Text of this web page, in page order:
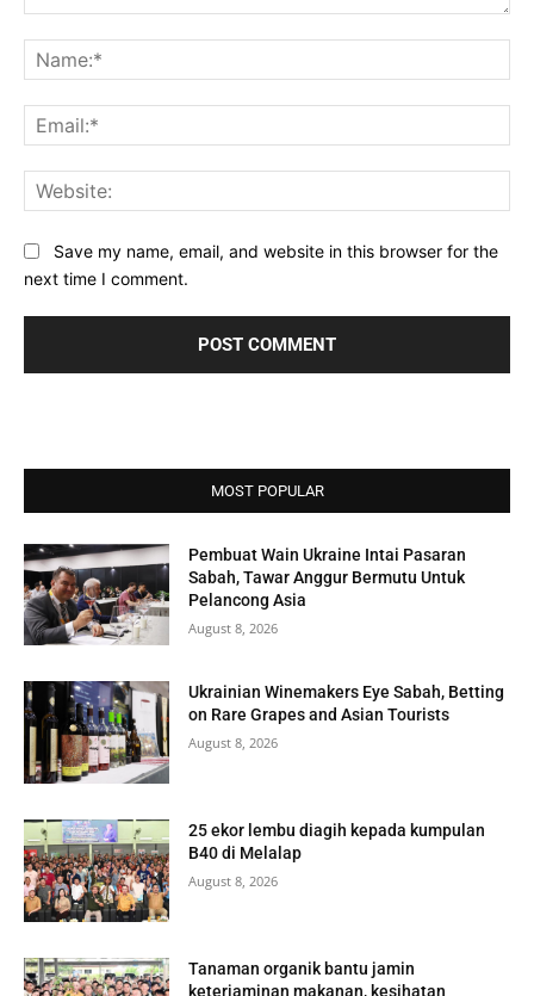
Save my name, email, and website in this browser for the
next time I comment.
MOST POPULAR
Pembuat Wain Ukraine Intai Pasaran
Sabah, Tawar Anggur Bermutu Untuk
Pelancong Asia
August 8, 2026
Ukrainian Winemakers Eye Sabah, Betting
on Rare Grapes and Asian Tourists
August 8, 2026
25 ekor lembu diagih kepada kumpulan
B40 di Melalap
August 8, 2026
Tanaman organik bantu jamin
keterjaminan makanan, kesihatan